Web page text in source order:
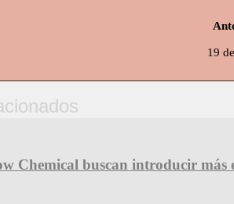
19
Chemical buscan introducir más